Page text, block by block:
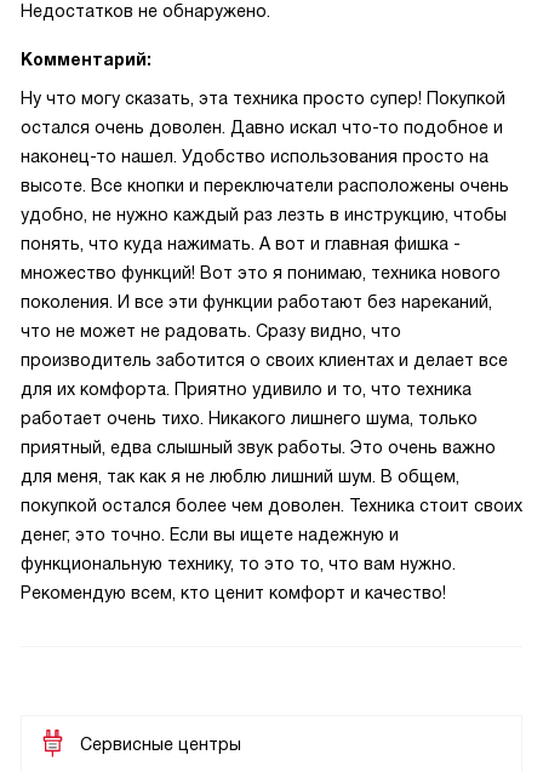
Недостатков не обнаружено.
Комментарий:
Ну что могу сказать, эта техника просто супер! Покупкой
остался очень доволен. Давно искал что-то подобное и
наконец-то нашел. Удобство использования просто на
высоте. Все кнопки и переключатели расположены очень
удобно, не нужно каждый раз лезть в инструкцию, чтобы
понять, что куда нажимать. А вот и главная фишка -
множество функций! Вот это я понимаю, техника нового
поколения. И все эти функции работают без нареканий,
что не может не радовать. Сразу видно, что
производитель заботится о своих клиентах и делает все
для их комфорта. Приятно удивило и то, что техника
работает очень тихо. Никакого лишнего шума, только
приятный, едва слышный звук работы. Это очень важно
для меня, так как я не люблю лишний шум. В общем,
покупкой остался более чем доволен. Техника стоит своих
денег, это точно. Если вы ищете надежную и
функциональную технику, то это то, что вам нужно.
Рекомендую всем, кто ценит комфорт и качество!
Сервисные центры